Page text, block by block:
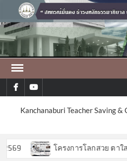
content
facebookyoutube
Kanchanaburi Teacher Saving
โครงการโลกสวย ตาใส ไ